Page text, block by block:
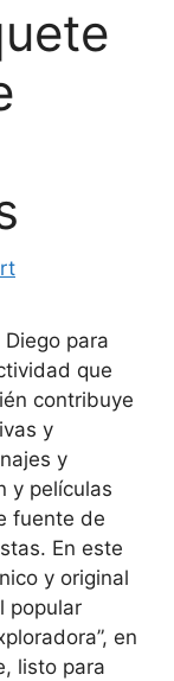
para
que
contribuye
y
y
y películas
fuente de
En este
y original
popular
en
listo para